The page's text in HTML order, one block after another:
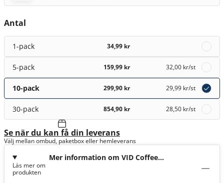
Antal
1-pack 34,99 kr
5-pack 159,99 kr 32,00 kr/st
10-pack 299,90 kr 29,99 kr/st
30-pack 854,90 kr 28,50 kr/st
Se när du kan få din leverans
Välj mellan ombud, paketbox eller hemleverans
Mer information om VID Coffee
Läs mer om
produkten